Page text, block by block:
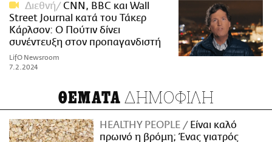
Διεθνή
CNN, BBC και Wall
Street Journal κατά του Τάκερ
Κάρλσον: Ο Πούτιν δίνει
συνέντευξη στον προπαγανδιστή
LifO Newsroom
7.2.2024
ΘΕΜΑΤΑ ΔΗΜΟΦΙΛΗ
HEALTHY PEOPLE
Είναι καλό
πρωινό η βρόμη; Ένας γιατρός